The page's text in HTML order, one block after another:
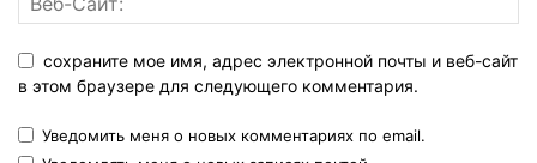
сохраните мое имя, адрес электронной почты и веб-сайт
в этом браузере для следующего комментария.
Уведомить меня о новых комментариях по email.